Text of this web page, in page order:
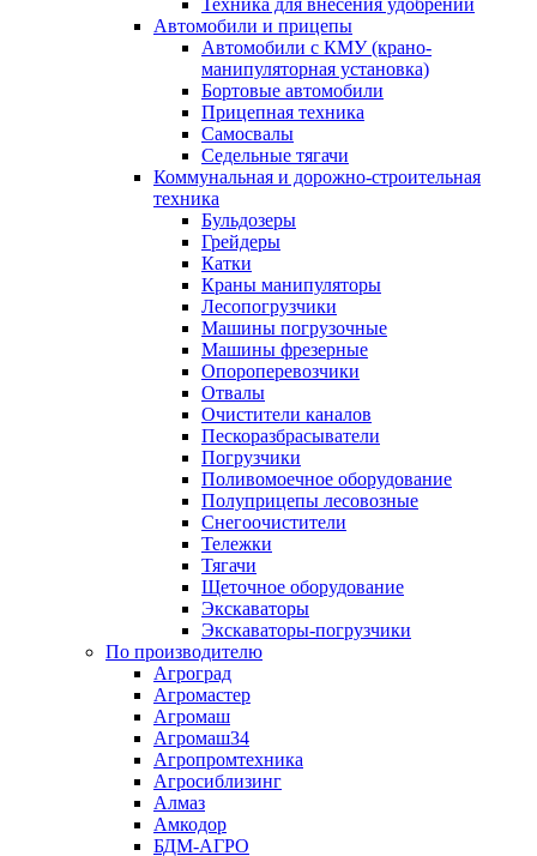
Техника для внесения удобрений
Автомобили и прицепы
Автомобили с КМУ (крано-
манипуляторная установка)
Бортовые автомобили
Прицепная техника
Самосвалы
Седельные тягачи
Коммунальная и дорожно-строительная
техника
Бульдозеры
Грейдеры
Катки
Краны манипуляторы
Лесопогрузчики
Машины погрузочные
Машины фрезерные
Опороперевозчики
Отвалы
Очистители каналов
Пескоразбрасыватели
Погрузчики
Поливомоечное оборудование
Полуприцепы лесовозные
Снегоочистители
Тележки
Тягачи
Щеточное оборудование
Экскаваторы
Экскаваторы-погрузчики
По производителю
Агроград
Агромастер
Агромаш
Агромаш34
Агропромтехника
Агросиблизинг
Алмаз
Амкодор
БДМ-АГРО